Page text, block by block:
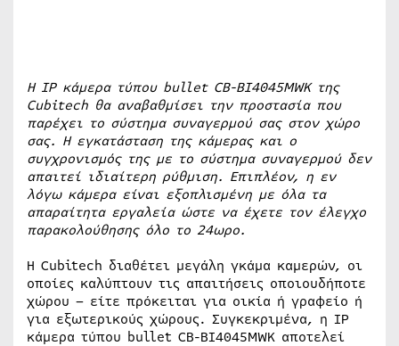
Η IP κάμερα τύπου bullet CB-BI4045MWK της
Cubitech θα αναβαθμίσει την προστασία που
παρέχει το σύστημα συναγερμού σας στον χώρο
σας. Η εγκατάσταση της κάμερας και ο
συγχρονισμός της με το σύστημα συναγερμού δεν
απαιτεί ιδιαίτερη ρύθμιση. Επιπλέον, η εν
λόγω κάμερα είναι εξοπλισμένη με όλα τα
απαραίτητα εργαλεία ώστε να έχετε τον έλεγχο
παρακολούθησης όλο το 24ωρο.
Η Cubitech διαθέτει μεγάλη γκάμα καμερών, οι
οποίες καλύπτουν τις απαιτήσεις οποιουδήποτε
χώρου – είτε πρόκειται για οικία ή γραφείο ή
για εξωτερικούς χώρους. Συγκεκριμένα, η IP
κάμερα τύπου bullet CB-BI4045MWK αποτελεί